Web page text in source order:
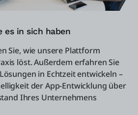
es in sich haben
Sie, wie unsere Plattform
löst. Außerdem erfahren Sie
in Echtzeit entwickeln ­–
der App-Entwicklung über
Ihres Unternehmens